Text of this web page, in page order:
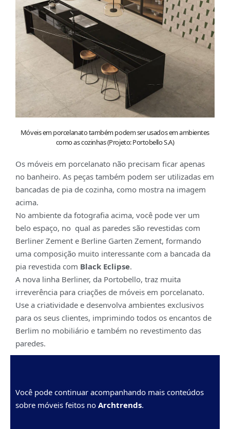
Móveis em porcelanato também podem ser usados em ambientes
como as cozinhas (Projeto: Portobello S.A)
Os móveis em porcelanato não precisam ficar apenas
no banheiro. As peças também podem ser utilizadas em
bancadas de pia de cozinha, como mostra na imagem
acima.
No ambiente da fotografia acima, você pode ver um
belo espaço, no qual as paredes são revestidas com
Berliner Zement e Berline Garten Zement, formando
uma composição muito interessante com a bancada da
pia revestida com Black Eclipse.
A nova linha Berliner, da Portobello, traz muita
irreverência para criações de móveis em porcelanato.
Use a criatividade e desenvolva ambientes exclusivos
para os seus clientes, imprimindo todos os encantos de
Berlim no mobiliário e também no revestimento das
paredes.
Você pode continuar acompanhando mais conteúdos
sobre móveis feitos no Archtrends.